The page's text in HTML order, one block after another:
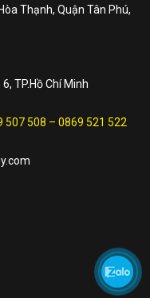
Thạnh, Quận Tân Phú,
TP.Hồ Chí Minh
507 508 – 0869 521 522